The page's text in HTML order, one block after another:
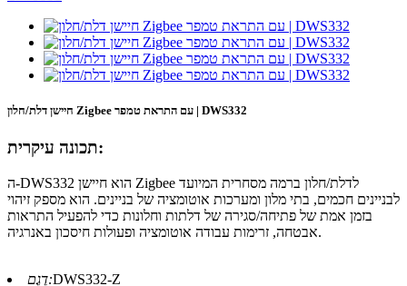
חיישן דלת/חלון Zigbee עם התראת טמפר | DWS332
תכונה עיקרית:
ה-DWS332 הוא חיישן Zigbee לדלת/חלון ברמה מסחרית המיועד
לבניינים חכמים, בתי מלון ומערכות אוטומציה של בניינים. הוא מספק זיהוי
בזמן אמת של פתיחה/סגירה של דלתות וחלונות כדי להפעיל התראות
אבטחה, זרימות עבודה אוטומציה ופעולות חיסכון באנרגיה.
דֶגֶם:DWS332-Z